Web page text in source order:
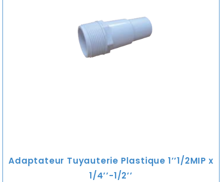
Adaptateur Tuyauterie Plastique 1’’1/2MIP x
1/4’’-1/2’’